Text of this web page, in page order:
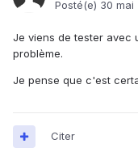
Posté(e) 30 mai
Je viens de tester avec
problème.
Je pense que c'est
Citer